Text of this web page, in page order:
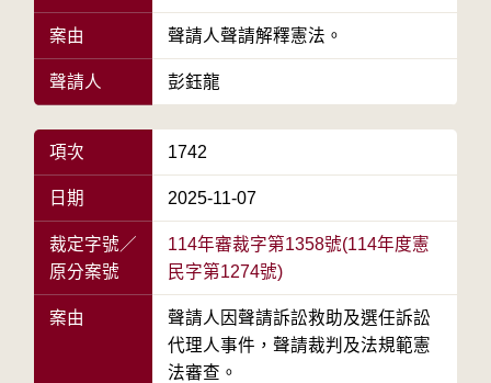
案由 聲請人聲請解釋憲法。
聲請人 彭鈺龍
項次 1742
日期 2025-11-07
裁定字號／
原分案號
114年審裁字第1358號(114年度憲
民字第1274號)
案由
聲請人因聲請訴訟救助及選任訴訟
代理人事件，聲請裁判及法規範憲
法審查。